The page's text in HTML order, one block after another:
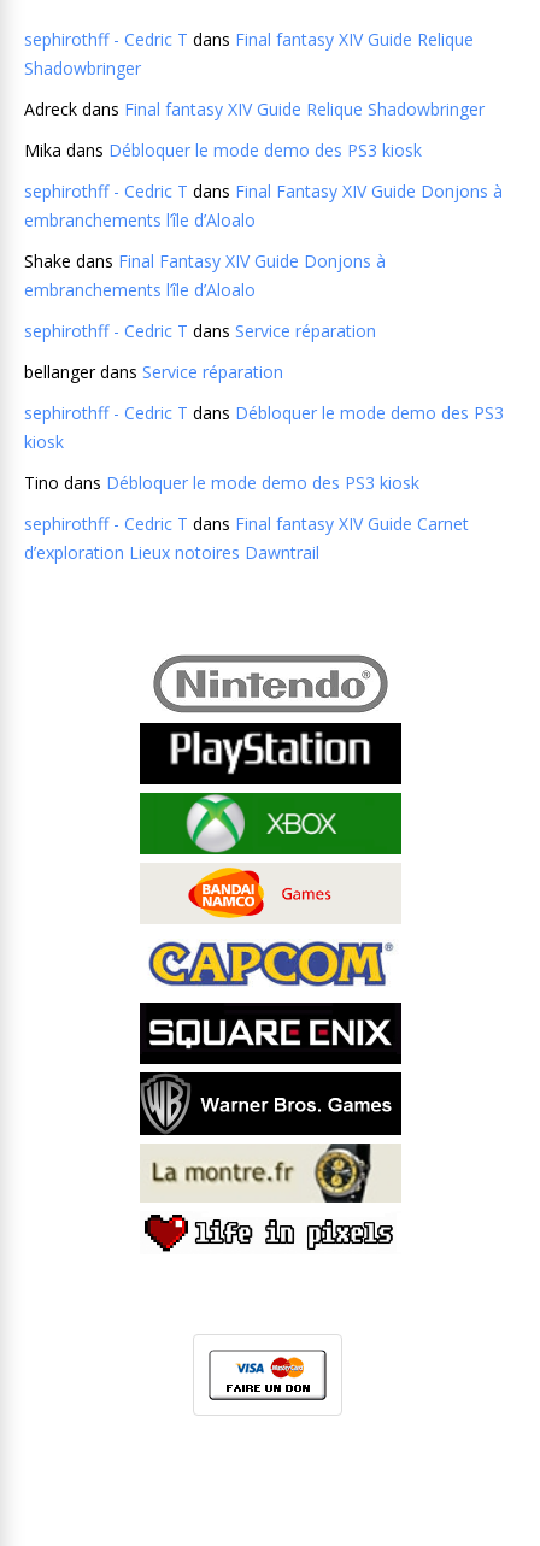
sephirothff - Cedric T dans Final fantasy XIV Guide Relique
Shadowbringer
Adreck dans Final fantasy XIV Guide Relique Shadowbringer
Mika dans Débloquer le mode demo des PS3 kiosk
sephirothff - Cedric T dans Final Fantasy XIV Guide Donjons à
embranchements l’île d’Aloalo
Shake dans Final Fantasy XIV Guide Donjons à
embranchements l’île d’Aloalo
sephirothff - Cedric T dans Service réparation
bellangerdans Service réparation
sephirothff - Cedric T dans Débloquer le mode demo des PS3
kiosk
Tino dans Débloquer le mode demo des PS3 kiosk
sephirothff - Cedric T dans Final fantasy XIV Guide Carnet
d’exploration Lieux notoires Dawntrail